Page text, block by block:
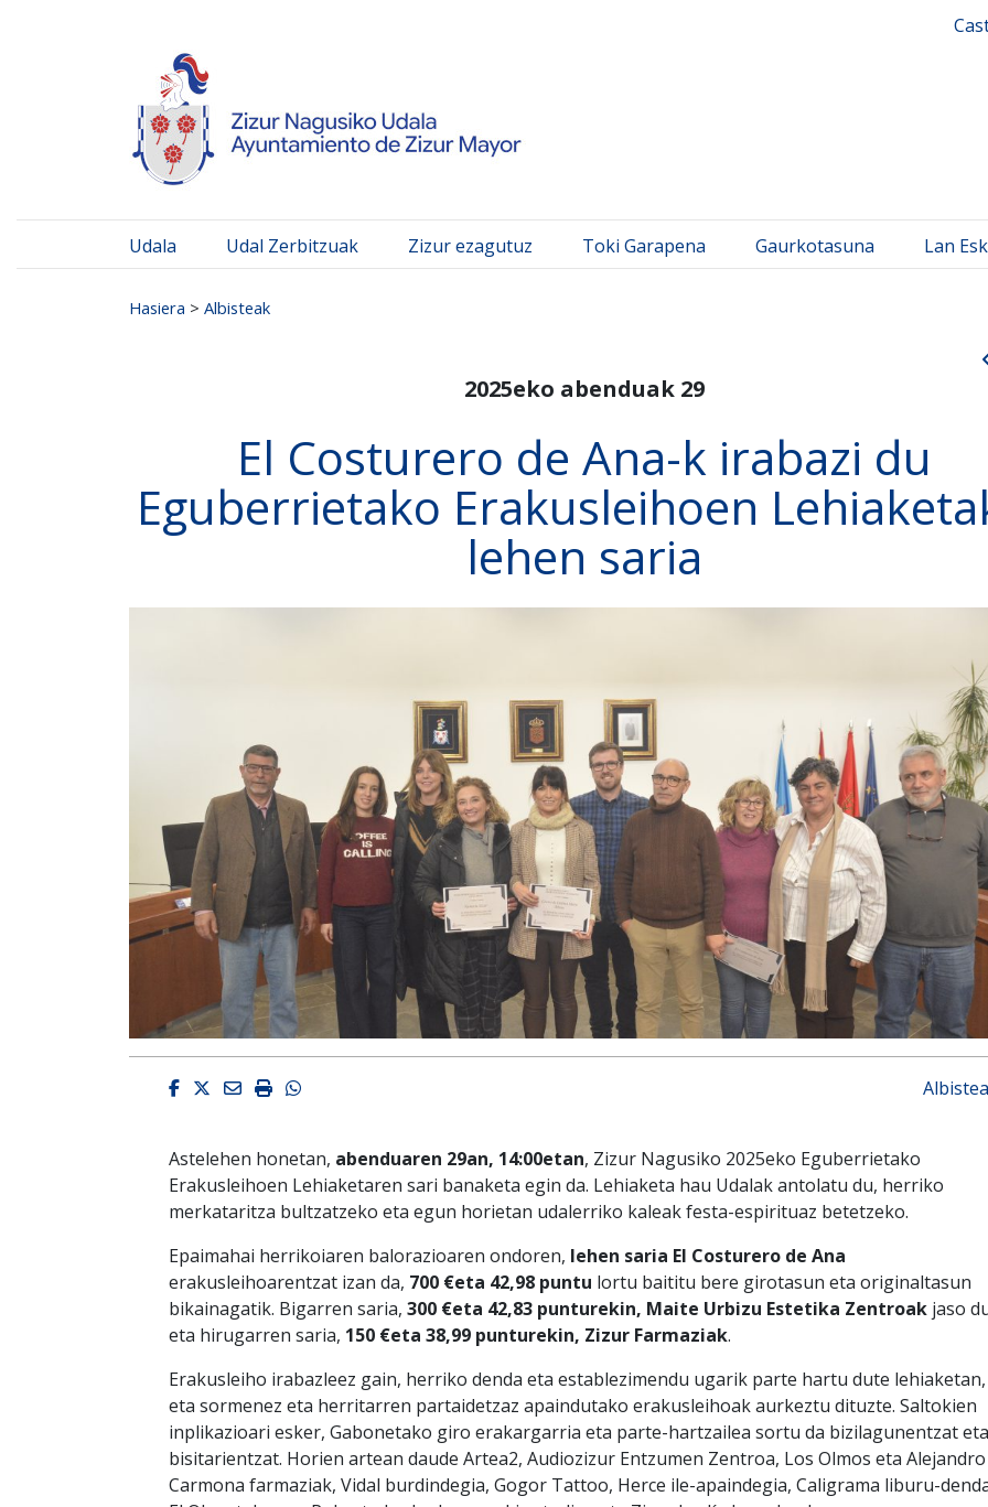
Udala Udal Zerbitzuak Zizur ezagutuz Toki Garapena Gaurkotasuna Lan
Hasiera > Albisteak
2025eko abenduak 29
El Costurero de Ana-k irabazi du
Eguberrietako Erakusleihoen
lehen saria
Facebook
Twitter
EmailImprimirWhatsapp
Astelehen honetan, abenduaren 29an, 14:00etan, Zizur Nagusiko 2025eko Eguberrietako
Erakusleihoen Lehiaketaren sari banaketa egin da. Lehiaketa hau Udalak antolatu du, herriko
merkataritza bultzatzeko eta egun horietan udalerriko kaleak festa-espirituaz betetzeko.
Epaimahai herrikoiaren balorazioaren ondoren, lehen saria El Costurero de Ana
erakusleihoarentzat izan da, 700 €eta 42,98 puntu lortu baititu bere girotasun eta originaltasun
bikainagatik. Bigarren saria, 300 €eta 42,83 punturekin, Maite Urbizu Estetika Zentroakjaso
eta hirugarren saria, 150 €eta 38,99 punturekin, Zizur Farmaziak.
Erakusleiho irabazleez gain, herriko denda eta establezimendu ugarik parte hartu dute lehiaketan,
eta sormenez eta herritarren partaidetzaz apaindutako erakusleihoak aurkeztu dituzte. Saltokien
inplikazioari esker, Gabonetako giro erakargarria eta parte-hartzailea sortu da bizilagunentzat eta
bisitarientzat. Horien artean daude Artea2, Audiozizur Entzumen Zentroa, Los Olmos eta Alejandro
Carmona farmaziak, Vidal burdindegia, Gogor Tattoo, Herce ile-apaindegia, Caligrama liburu-